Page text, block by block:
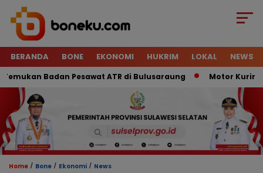
BERANDA BONE EKONOMI HUKRIM LOKAL NEWS
Badan Pesawat ATR di Bulusaraung Motor Kurir Raib
Home / Bone / Ekonomi / News